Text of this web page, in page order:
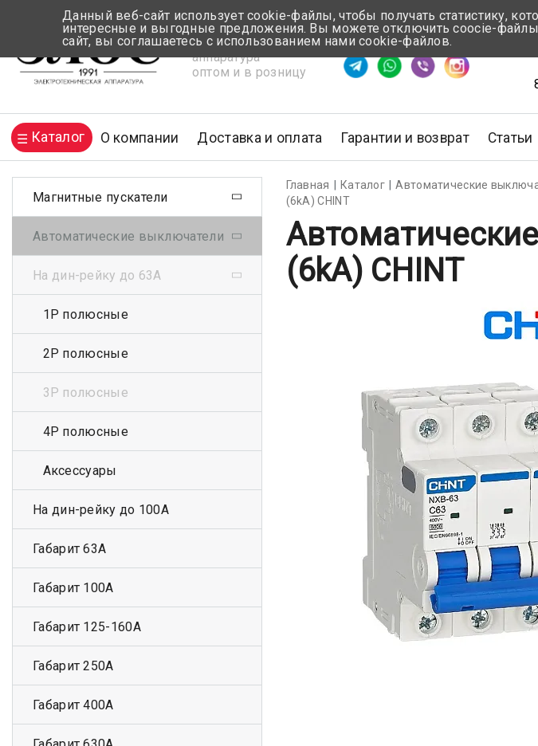
Электротехническая
аппаратура
оптом и в розницу
Время ответа ≈ 5 мин
Каталог О компании Доставка и оплата Гарантии и возврат Статьи
Главная Каталог Автоматические
(6kA) CHINT
(6kA) CHINT
Магнитные пускатели
Автоматические выключатели
На дин-рейку до 63А
1Р полюсные
2Р полюсные
3Р полюсные
4Р полюсные
Аксессуары
На дин-рейку до 100А
Габарит 63А
Габарит 100А
Габарит 125-160А
Габарит 250А
Габарит 400А
Данный веб-сайт использует cookie-файлы, чтобы получать статистику,
интересные и выгодные предложения. Вы можете отключить coocie-
сайт, вы соглашаетесь с использованием нами cookie-файлов.